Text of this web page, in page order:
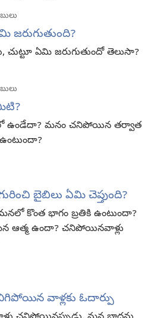
ఏమి జరుగుతుందో తెలుసా?
ఉండేదా? మనం చనిపోయిన తర్వాత
బైబిలు ఏమి చెప్తుంది?
కొంత భాగం బ్రతికి ఉంటుందా?
ఆత్మ ఉందా? చనిపోయినవాళ్లు
వాళ్లకు ఓదార్పు